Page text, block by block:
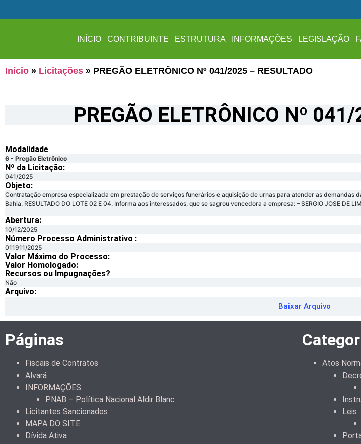
INÍCIO CONTRIBUINTE ESTRUTURA INFORMAÇÕES LEGISLAÇÃO
Início » Licitações » PREGÃO ELETRÔNICO Nº 041/2025 – RESULTADO
PREGÃO ELETRÔNICO Nº
Modalidade
6 - Pregão Eletrônico
Nº da Licitação: ​​
041/2025
Objeto:
Contratação empresa especializada em prestação de serviços funerários e aquisição de urnas para atender as demandas
Bahia. RESULTADO DO LOTE 02 E 04. Informa aos interessados, que se sagrou vencedora a empresa: – SERGIO JOSE DE
Abertura:
10/12/2025
Número Processo Administrativo :
011911/2025
Valor Máximo do Processo: ​
Valor Homologado: ​
Recursos ou Impugnações? ​
Não
Arquivo:
Baixar Arquivo
Páginas
Fiscais de Contratos
Alvará
INFORMAÇÕES
PNAB – Política Nacional Aldir Blanc
Licitantes Sancionados
MAPA DO SITE
Dívida Ativa
Atos
Leis